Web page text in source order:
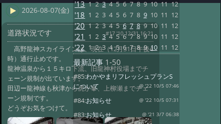
2026-08-07(金)
道路状況です #17 '10 12/31 16:21
高野龍神スカイラインは、現在（12月31日午後4
時）通行止めです。
龍神温泉から１５キロ下流、旧龍神村役場までチ
ェーン規制が出ています。
田辺ー龍神線も秋津から虎が峯、上柳瀬までチェ
ーン規制です。
どうぞお気をつけて。
'13 1 2 3 4 5 6 7 8 9 10 11 12
'18 1 2 3 4 5 6 7 8 9 10 11 12
'20 1 2 3 4 5 6 7 8 9 10 11 12
'21 1 2 3 4 5 6 7 8 9 10 11 12
'22 1 2 3 4 5 6 7 8 9 10 11 12
最新記事 1-50
#85:わかやまリフレッシュプランS
について
@ '22 10/5 07:46
#84:お知らせ @ '22 10/5 07:31
#83:お知らせ @ '21 3/7 06:38